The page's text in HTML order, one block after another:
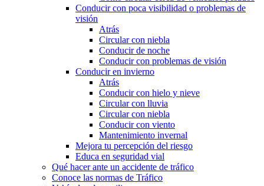
Conducir con poca visibilidad o problemas de
visión
Atrás
Circular con niebla
Conducir de noche
Conducir con problemas de visión
Conducir en invierno
Atrás
Conducir con hielo y nieve
Circular con lluvia
Circular con niebla
Conducir con viento
Mantenimiento invernal
Mejora tu percepción del riesgo
Educa en seguridad vial
Qué hacer ante un accidente de tráfico
Conoce las normas de Tráfico